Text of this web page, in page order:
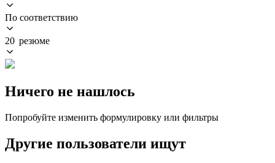
По соответствию
20 резюме
Ничего не нашлось
Попробуйте изменить формулировку или фильтры
Другие пользователи ищут